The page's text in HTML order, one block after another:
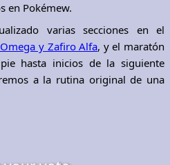
en Pokémew.
varias secciones en el
y Zafiro Alfa, y el maratón
hasta inicios de la siguiente
a la rutina original de una